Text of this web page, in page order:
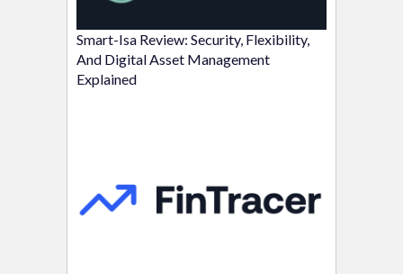
Smart-Isa Review: Security, Flexibility,
And Digital Asset Management
Explained